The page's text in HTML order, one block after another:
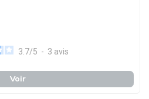
3.7/5 - 3 avis
Voir